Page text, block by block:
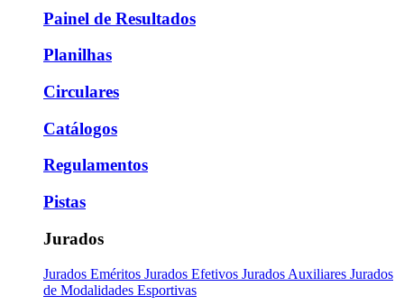
Painel de Resultados
Planilhas
Circulares
Catálogos
Regulamentos
Pistas
Jurados
Jurados Eméritos Jurados Efetivos Jurados Auxiliares Jurados
de Modalidades Esportivas